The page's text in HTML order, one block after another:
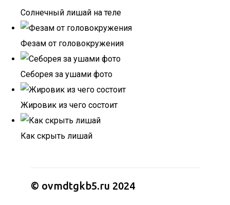
Солнечный лишай на теле
Фезам от головокружения
Себорея за ушами фото
Жировик из чего состоит
Как скрыть лишай
© ovmdtgkb5.ru 2024